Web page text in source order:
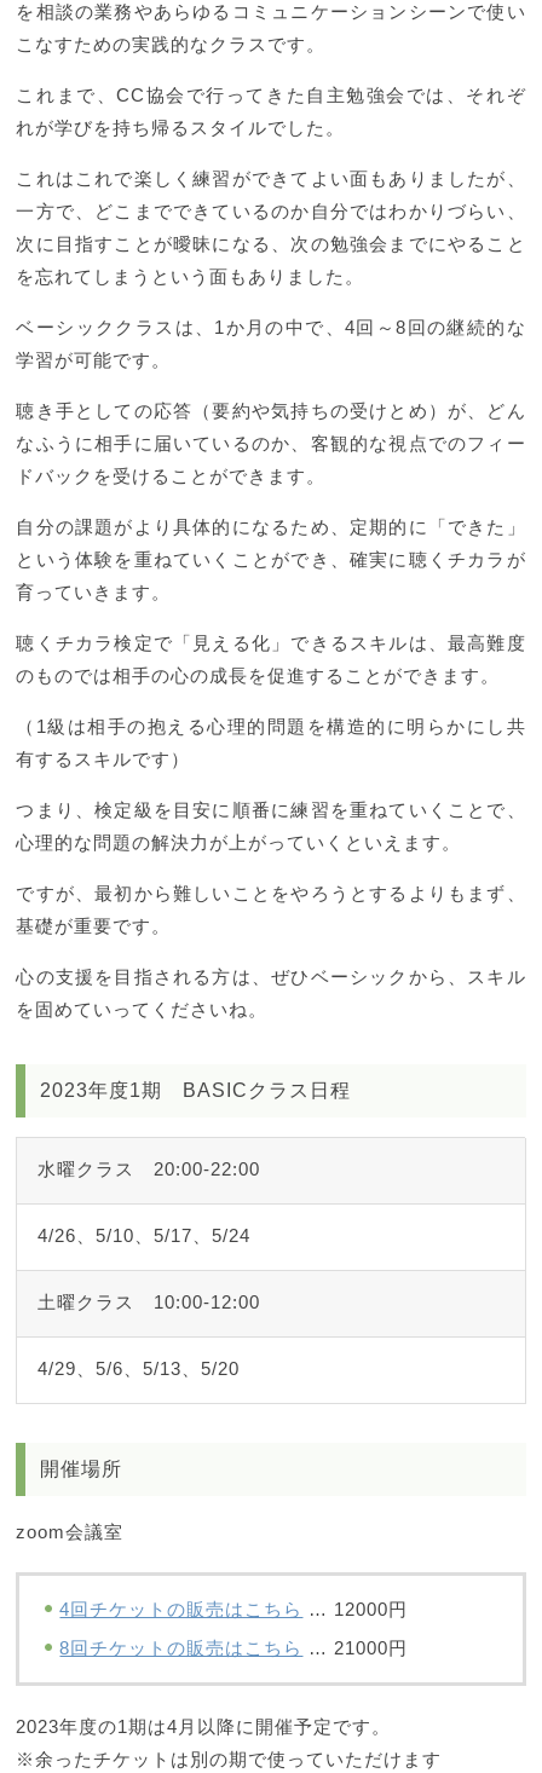
を相談の業務やあらゆるコミュニケーションシーンで使い
こなすための実践的なクラスです。
これまで、CC協会で行ってきた自主勉強会では、それぞ
れが学びを持ち帰るスタイルでした。
これはこれで楽しく練習ができてよい面もありましたが、
一方で、どこまでできているのか自分ではわかりづらい、
次に目指すことが曖昧になる、次の勉強会までにやること
を忘れてしまうという面もありました。
ベーシッククラスは、1か月の中で、4回～8回の継続的な
学習が可能です。
聴き手としての応答（要約や気持ちの受けとめ）が、どん
なふうに相手に届いているのか、客観的な視点でのフィー
ドバックを受けることができます。
自分の課題がより具体的になるため、定期的に「できた」
という体験を重ねていくことができ、確実に聴くチカラが
育っていきます。
聴くチカラ検定で「見える化」できるスキルは、最高難度
のものでは相手の心の成長を促進することができます。
（1級は相手の抱える心理的問題を構造的に明らかにし共
有するスキルです）
つまり、検定級を目安に順番に練習を重ねていくことで、
心理的な問題の解決力が上がっていくといえます。
ですが、最初から難しいことをやろうとするよりもまず、
基礎が重要です。
心の支援を目指される方は、ぜひベーシックから、スキル
を固めていってくださいね。
2023年度1期 BASICクラス日程
水曜クラス 20:00-22:00
4/26、5/10、5/17、5/24
土曜クラス 10:00-12:00
4/29、5/6、5/13、5/20
開催場所
zoom会議室
4回チケットの販売はこちら … 12000円
8回チケットの販売はこちら … 21000円
2023年度の1期は4月以降に開催予定です。
※余ったチケットは別の期で使っていただけます